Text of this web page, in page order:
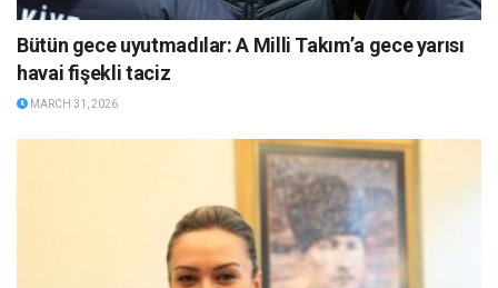
Bütün gece uyutmadılar: A Milli Takım’a gece yarısı
havai fişekli taciz
MARCH 31, 2026